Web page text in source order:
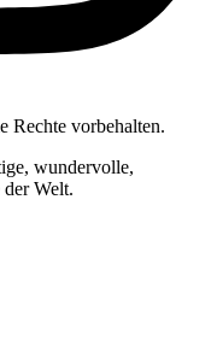
Rechte vorbehalten.
wundervolle,
Welt.